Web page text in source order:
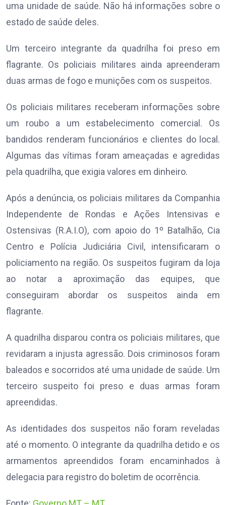
uma unidade de saúde. Não há informações sobre o
estado de saúde deles.
Um terceiro integrante da quadrilha foi preso em
flagrante. Os policiais militares ainda apreenderam
duas armas de fogo e munições com os suspeitos.
Os policiais militares receberam informações sobre
um roubo a um estabelecimento comercial. Os
bandidos renderam funcionários e clientes do local.
Algumas das vítimas foram ameaçadas e agredidas
pela quadrilha, que exigia valores em dinheiro.
Após a denúncia, os policiais militares da Companhia
Independente de Rondas e Ações Intensivas e
Ostensivas (R.A.I.O), com apoio do 1º Batalhão, Cia
Centro e Polícia Judiciária Civil, intensificaram o
policiamento na região. Os suspeitos fugiram da loja
ao notar a aproximação das equipes, que
conseguiram abordar os suspeitos ainda em
flagrante.
A quadrilha disparou contra os policiais militares, que
revidaram a injusta agressão. Dois criminosos foram
baleados e socorridos até uma unidade de saúde. Um
terceiro suspeito foi preso e duas armas foram
apreendidas.
As identidades dos suspeitos não foram reveladas
até o momento. O integrante da quadrilha detido e os
armamentos apreendidos foram encaminhados à
delegacia para registro do boletim de ocorrência.